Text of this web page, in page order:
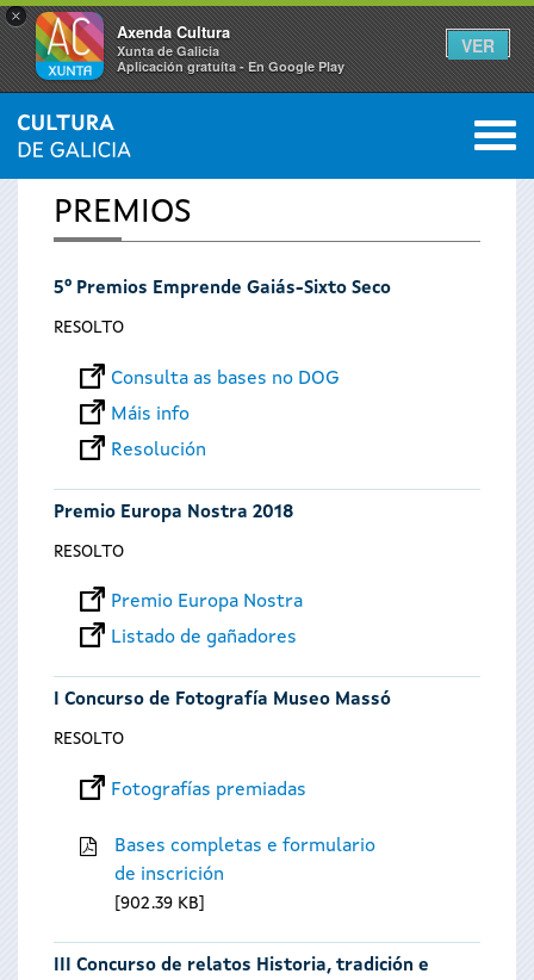
×
Axenda Cultura
Xunta de Galicia
Aplicación gratuíta - En Google Play
VER
Vostede
está
aquí
INICIO 0
PREMIOS
5º Premios Emprende Gaiás-Sixto Seco
RESOLTO
Consulta as bases no DOG
Máis info
Resolución
Premio Europa Nostra 2018
RESOLTO
Premio Europa Nostra
Listado de gañadores
I Concurso de Fotografía Museo Massó
RESOLTO
Fotografías premiadas
Bases completas e formulario
de inscrición
902.39 KB
III Concurso de relatos Historia, tradición e